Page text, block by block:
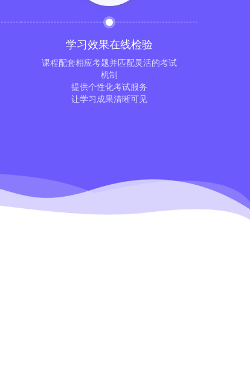
学习效果在线检验
课程配套相应考题并匹配灵活的考试
机制
提供个性化考试服务
让学习成果清晰可见